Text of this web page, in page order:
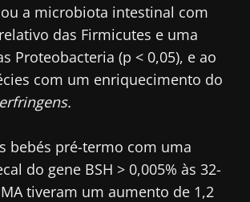
a microbiota intestinal com
das Firmicutes e uma
Proteobacteria (p < 0,05), e ao
com um enriquecimento do
bebés pré-termo com uma
do gene BSH > 0,005% às 32-
tiveram um aumento de 1,2